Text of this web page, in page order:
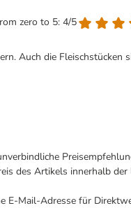
zero to 5: 4/5
Auch die Fleischstücken
des Artikels innerhalb der
E-Mail-Adresse für